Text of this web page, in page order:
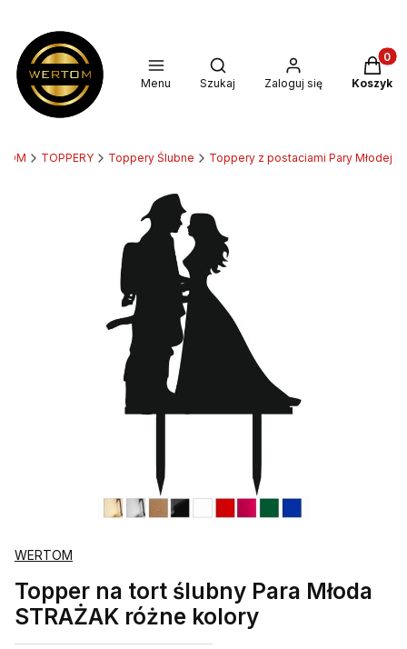
Menu
Otwórz wyszukiwarkę
Szukaj Zaloguj się Koszyk
TOPPERY Toppery Ślubne Toppery z postaciami Pary Młodej
WERTOM
Topper na tort ślubny Para Młoda
STRAŻAK różne kolory